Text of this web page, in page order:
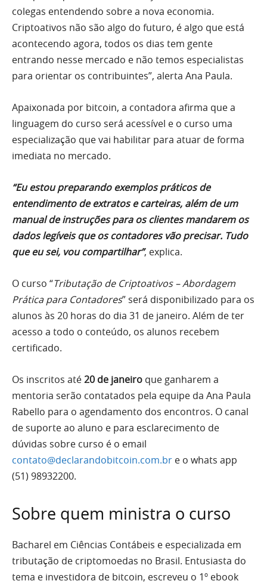
colegas entendendo sobre a nova economia.
Criptoativos não são algo do futuro, é algo que está
acontecendo agora, todos os dias tem gente
entrando nesse mercado e não temos especialistas
para orientar os contribuintes”, alerta Ana Paula.
Apaixonada por bitcoin, a contadora afirma que a
linguagem do curso será acessível e o curso uma
especialização que vai habilitar para atuar de forma
imediata no mercado.
“Eu estou preparando exemplos práticos de
entendimento de extratos e carteiras, além de um
manual de instruções para os clientes mandarem os
dados legíveis que os contadores vão precisar. Tudo
que eu sei, vou compartilhar”, explica.
O curso “Tributação de Criptoativos – Abordagem
Prática para Contadores” será disponibilizado para os
alunos às 20 horas do dia 31 de janeiro. Além de ter
acesso a todo o conteúdo, os alunos recebem
certificado.
Os inscritos até20 de janeiro que ganharem a
mentoria serão contatados pela equipe da Ana Paula
Rabello para o agendamento dos encontros. O canal
de suporte ao aluno e para esclarecimento de
dúvidas sobre curso é o email
contato@declarandobitcoin.com.br e o whats app
(51) 98932200.
Sobre quem ministra o curso
Bacharel em Ciências Contábeis e especializada em
tributação de criptomoedas no Brasil. Entusiasta do
tema e investidora de bitcoin, escreveu o 1º ebook